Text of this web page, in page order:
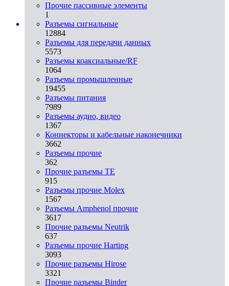
Прочие пассивные элементы
1
Разъeмы сигнальные
12884
Разъeмы для передачи данных
5573
Разъeмы коаксиальные/RF
1064
Разъeмы промышленные
19455
Разъeмы питания
7989
Разъeмы аудио, видео
1367
Коннекторы и кабельные наконечники
3662
Разъeмы прочие
362
Прочие разъемы TE
915
Разъемы прочие Molex
1567
Разъемы Amphenol прочие
3617
Прочие разъемы Neutrik
637
Разъемы прочие Harting
3093
Прочие разъемы Hirose
3321
Прочие разъемы Binder